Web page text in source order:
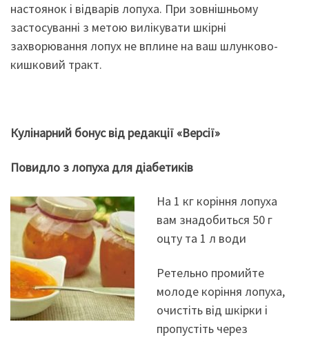
настоянок і відварів лопуха. При зовнішньому
застосуванні з метою вилікувати шкірні
захворювання лопух не вплине на ваш шлунково-
кишковий тракт.
Кулінарний бонус від редакції «Версії»
Повидло з лопуха для діабетиків
На 1 кг коріння лопуха
вам знадобиться 50 г
оцту та 1 л води
Ретельно промийте
молоде коріння лопуха,
очистіть від шкірки і
пропустіть через